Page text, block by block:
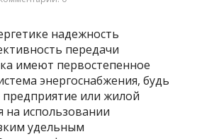
надежность
передачи
имеют первостепенное
энергоснабжения, будь
или жилой
на использовании
удельным